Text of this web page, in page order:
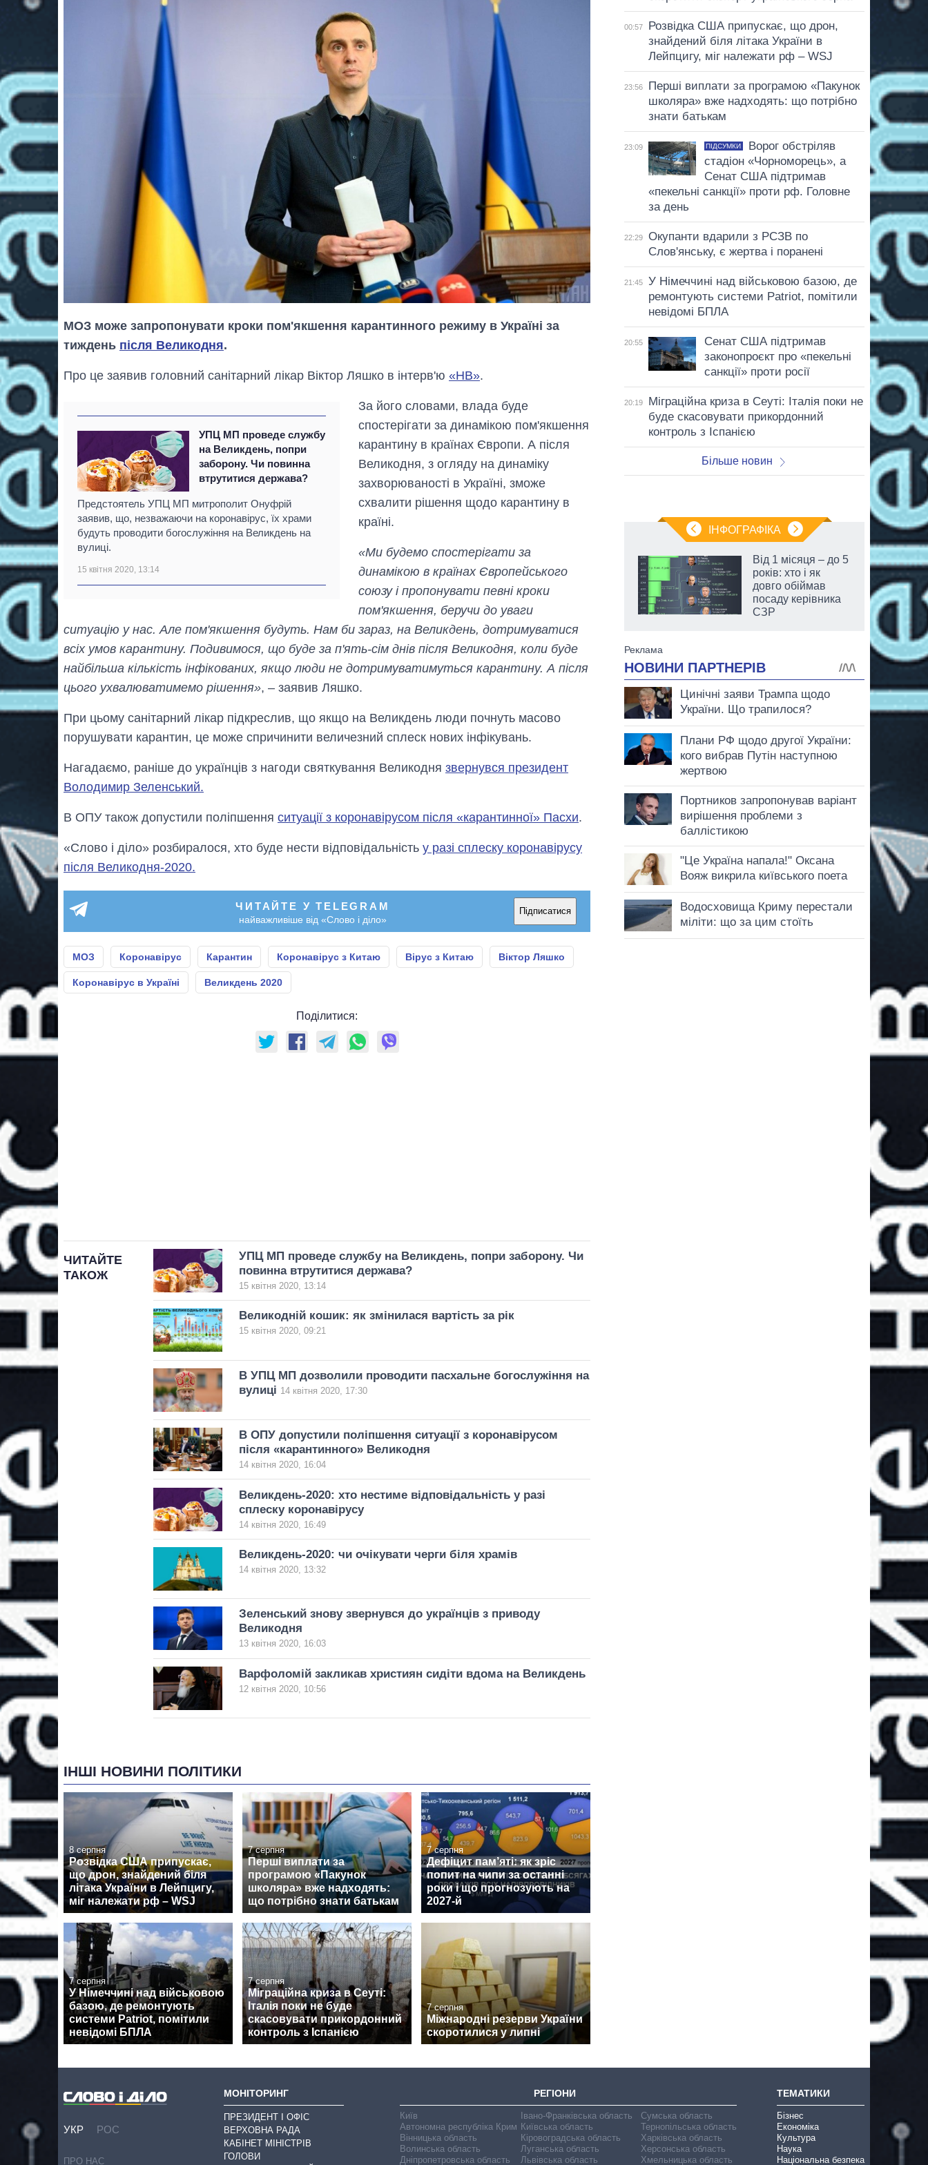
МОЗ може запропонувати кроки пом'якшення карантинного режиму в Україні за
тиждень після Великодня.
Про це заявив головний санітарний лікар Віктор Ляшко в інтерв'ю «НВ».
УПЦ МП проведе службу
на Великдень, попри
заборону. Чи повинна
втрутитися держава?
Предстоятель УПЦ МП митрополит Онуфрій
заявив, що, незважаючи на коронавірус, їх храми
будуть проводити богослужіння на Великдень на
вулиці.
15 квітня 2020, 13:14
За його словами, влада буде
спостерігати за динамікою пом'якшення
карантину в країнах Європи. А після
Великодня, з огляду на динаміку
захворюваності в Україні, зможе
схвалити рішення щодо карантину в
країні.
«Ми будемо спостерігати за
динамікою в країнах Європейського
союзу і пропонувати певні кроки
пом'якшення, беручи до уваги
ситуацію у нас. Але пом'якшення будуть. Нам би зараз, на Великдень, дотримуватися
всіх умов карантину. Подивимося, що буде за п'ять-сім днів після Великодня, коли буде
найбільша кількість інфікованих, якщо люди не дотримуватимуться карантину. А після
цього ухвалюватимемо рішення», – заявив Ляшко.
При цьому санітарний лікар підкреслив, що якщо на Великдень люди почнуть масово
порушувати карантин, це може спричинити величезний сплеск нових інфікувань.
Нагадаємо, раніше до українців з нагоди святкування Великодня звернувся президент
Володимир Зеленський.
В ОПУ також допустили поліпшення ситуації з коронавірусом після «карантинної» Пасхи.
«Слово і діло» розбиралося, хто буде нести відповідальність у разі сплеску коронавірусу
після Великодня-2020.
ЧИТАЙТЕ У TELEGRAM
найважливіше від «Слово і діло»
Підписатися
МОЗ Коронавірус Карантин Коронавірус з Китаю Вірус з Китаю Віктор Ляшко
Коронавірус в Україні Великдень 2020
Поділитися:
ЧИТАЙТЕ
ТАКОЖ
УПЦ МП проведе службу на Великдень, попри заборону. Чи
повинна втрутитися держава?
15 квітня 2020, 13:14
Великодній кошик: як змінилася вартість за рік
15 квітня 2020, 09:21
В УПЦ МП дозволили проводити пасхальне богослужіння на
вулиці 14 квітня 2020, 17:30
В ОПУ допустили поліпшення ситуації з коронавірусом
після «карантинного» Великодня
14 квітня 2020, 16:04
Великдень-2020: хто нестиме відповідальність у разі
сплеску коронавірусу
14 квітня 2020, 16:49
Великдень-2020: чи очікувати черги біля храмів
14 квітня 2020, 13:32
Зеленський знову звернувся до українців з приводу
Великодня
13 квітня 2020, 16:03
Варфоломій закликав християн сидіти вдома на Великдень
12 квітня 2020, 10:56
ІНШІ НОВИНИ ПОЛІТИКИ
8 серпня
Розвідка США припускає,
що дрон, знайдений біля
літака України в Лейпцигу,
міг належати рф – WSJ
7 серпня
Перші виплати за
програмою «Пакунок
школяра» вже надходять:
що потрібно знати батькам
7 серпня
Дефіцит пам’яті: як зріс
попит на чипи за останні
роки і що прогнозують на
2027-й
7 серпня
У Німеччині над військовою
базою, де ремонтують
системи Patriot, помітили
невідомі БПЛА
7 серпня
Міграційна криза в Сеуті:
Італія поки не буде
скасовувати прикордонний
контроль з Іспанією
7 серпня
Міжнародні резерви України
скоротилися у липні
00:57
Розвідка США припускає, що дрон,
знайдений біля літака України в
Лейпцигу, міг належати рф – WSJ
23:56
Перші виплати за програмою «Пакунок
школяра» вже надходять: що потрібно
знати батькам
23:09 ПІДСУМКИ
Ворог обстріляв
стадіон «Чорноморець», а
Сенат США підтримав
«пекельні санкції» проти рф. Головне
за день
22:29
Окупанти вдарили з РСЗВ по
Слов'янську, є жертва і поранені
21:45
У Німеччині над військовою базою, де
ремонтують системи Patriot, помітили
невідомі БПЛА
20:55
Сенат США підтримав
законопроєкт про «пекельні
санкції» проти росії
20:19
Міграційна криза в Сеуті: Італія поки не
буде скасовувати прикордонний
контроль з Іспанією
Більше новин
ІНФОГРАФІКА
Як змінився
бюджет
Міністерства
оборони за 13
років війни з
росією
Від 1 місяця – до 5
років: хто і як
довго обіймав
посаду керівника
СЗР
УКР РОС
ПРО НАС
МОНІТОРИНГ
ПРЕЗИДЕНТ І ОФІС
ВЕРХОВНА РАДА
КАБІНЕТ МІНІСТРІВ
ГОЛОВИ
РЕГІОНИ
Київ
Автономна республіка Крим
Вінницька область
Волинська область
Дніпропетровська область
Івано-Франківська область
Київська область
Кіровоградська область
Луганська область
Львівська область
Сумська область
Тернопільська область
Харківська область
Херсонська область
Хмельницька область
ТЕМАТИКИ
Бізнес
Економіка
Культура
Наука
Національна безпека